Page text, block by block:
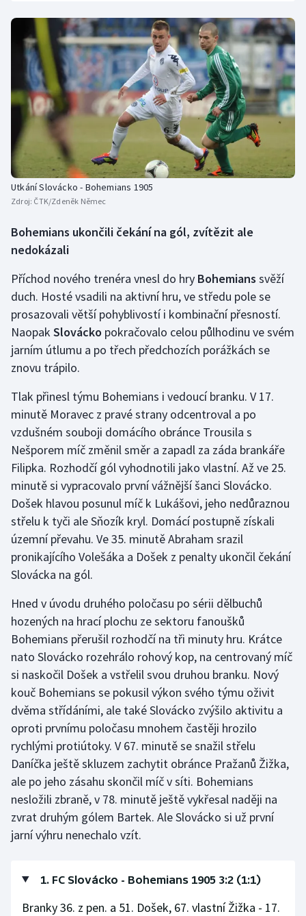
Utkání Slovácko - Bohemians 1905
Zdroj: ČTK/Zdeněk Němec
Bohemians ukončili čekání na gól, zvítězit ale
nedokázali
Příchod nového trenéra vnesl do hry Bohemians svěží
duch. Hosté vsadili na aktivní hru, ve středu pole se
prosazovali větší pohyblivostí i kombinační přesností.
Naopak Slovácko pokračovalo celou půlhodinu ve svém
jarním útlumu a po třech předchozích porážkách se
znovu trápilo.
Tlak přinesl týmu Bohemians i vedoucí branku. V 17.
minutě Moravec z pravé strany odcentroval a po
vzdušném souboji domácího obránce Trousila s
Nešporem míč změnil směr a zapadl za záda brankáře
Filipka. Rozhodčí gól vyhodnotili jako vlastní. Až ve 25.
minutě si vypracovalo první vážnější šanci Slovácko.
Došek hlavou posunul míč k Lukášovi, jeho nedůraznou
střelu k tyči ale Sňozík kryl. Domácí postupně získali
územní převahu. Ve 35. minutě Abraham srazil
pronikajícího Volešáka a Došek z penalty ukončil čekání
Slovácka na gól.
Hned v úvodu druhého poločasu po sérii dělbuchů
hozených na hrací plochu ze sektoru fanoušků
Bohemians přerušil rozhodčí na tři minuty hru. Krátce
nato Slovácko rozehrálo rohový kop, na centrovaný míč
si naskočil Došek a vstřelil svou druhou branku. Nový
kouč Bohemians se pokusil výkon svého týmu oživit
dvěma střídáními, ale také Slovácko zvýšilo aktivitu a
oproti prvnímu poločasu mnohem častěji hrozilo
rychlými protiútoky. V 67. minutě se snažil střelu
Daníčka ještě skluzem zachytit obránce Pražanů Žižka,
ale po jeho zásahu skončil míč v síti. Bohemians
nesložili zbraně, v 78. minutě ještě vykřesal naději na
zvrat druhým gólem Bartek. Ale Slovácko si už první
jarní výhru nenechalo vzít.
1. FC Slovácko - Bohemians 1905 3:2 (1:1)
Branky 36. z pen. a 51. Došek, 67. vlastní Žižka - 17.